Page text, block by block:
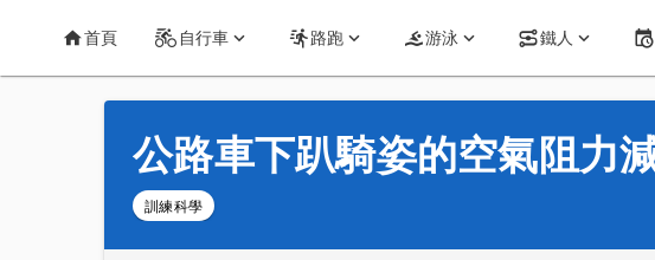
CT Yeh 公路車基地
首頁 自行車 路跑 游泳 鐵人
運動知識 詳情
公路車下趴騎姿的空氣阻力
訓練科學